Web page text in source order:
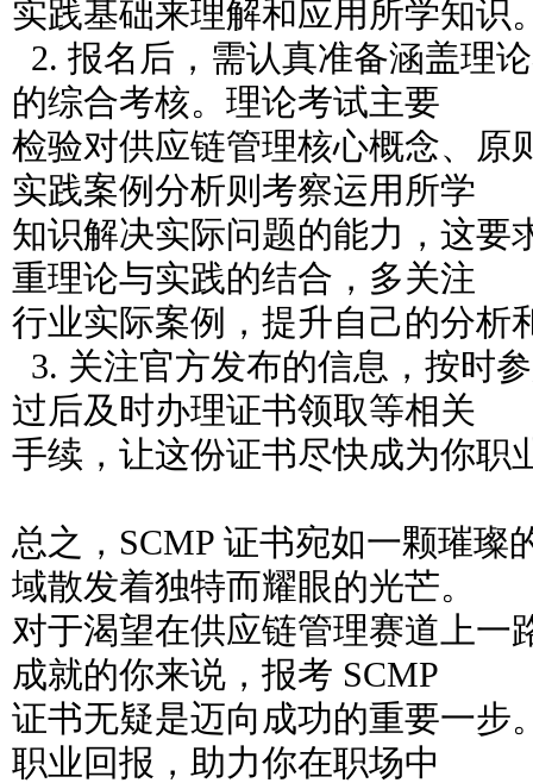
实践基础来理解和应用所学知识
2. 报名后，需认真准备涵盖理
的综合考核。理论考试主要
检验对供应链管理核心概念、原
实践案例分析则考察运用所学
知识解决实际问题的能力，这要
重理论与实践的结合，多关注
行业实际案例，提升自己的分析
3. 关注官方发布的信息，按时
过后及时办理证书领取等相关
手续，让这份证书尽快成为你职
总之，SCMP 证书宛如一颗璀璨
域散发着独特而耀眼的光芒。
对于渴望在供应链管理赛道上一
成就的你来说，报考 SCMP
证书无疑是迈向成功的重要一步
职业回报，助力你在职场中